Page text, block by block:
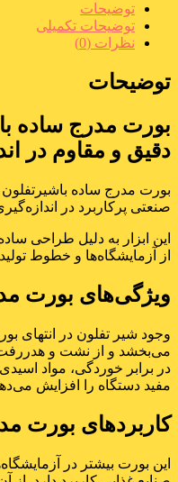
توضیحات
توضیحات تکمیلی
نظرات (0)
توضیحات
بورت مدرج ساده
دقیق و مقاوم در
بورت مدرج ساده
صنعتی پرکاربرد در
این ابزار به دلیل طراحی
از آزمایشگاه‌ها و خطوط
ویژگی‌های بورت
وجود شیر تفلون در انتهای
می‌بخشد و از نشت و هدررفت
در برابر خوردگی، مواد
مفید دستگاه را افزایش
کاربردهای بورت
این بورت بیشتر در